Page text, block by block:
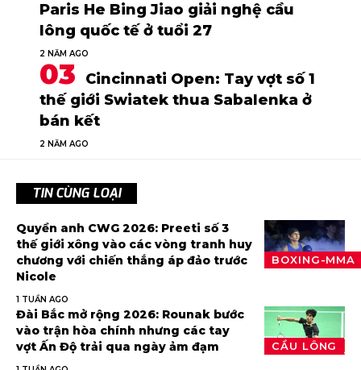
Paris He Bing Jiao giải nghệ cầu
lông quốc tế ở tuổi 27
2 NĂM AGO
Cincinnati Open: Tay vợt số 1
thế giới Swiatek thua Sabalenka ở
bán kết
2 NĂM AGO
TIN CÙNG LOẠI
BOXING-MMA
Quyền anh CWG 2026: Preeti số 3
thế giới xông vào các vòng tranh huy
chương với chiến thắng áp đảo trước
Nicole
1 TUẦN AGO
CẦU LÔNG
Đài Bắc mở rộng 2026: Rounak bước
vào trận hòa chính nhưng các tay
vợt Ấn Độ trải qua ngày ảm đạm